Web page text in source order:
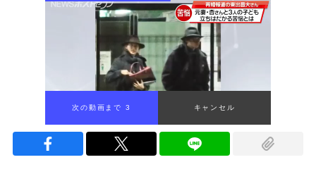
次の動画まで 2 キャンセル